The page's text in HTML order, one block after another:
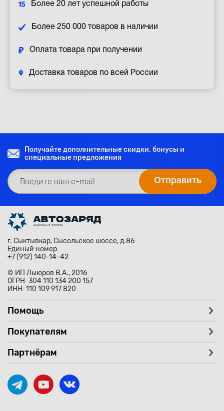
Более 20 лет успешной работы
Более 250 000 товаров в наличии
Оплата товара при получении
Доставка товаров по всей России
Получайте дополнительные скидки, бонусы и
специальные предложения
г. Сыктывкар, Сысольское шоссе, д.86
Единый номер:
+7 (912) 140-14-42
© ИП Лыюров В.А., 2016
ОГРН: 304 110 134 200 157
ИНН: 110 109 917 820
Помощь
Покупателям
Партнёрам